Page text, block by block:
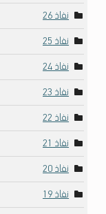
نفاذ 26
نفاذ 25
نفاذ 24
نفاذ 23
نفاذ 22
نفاذ 21
نفاذ 20
نفاذ 19